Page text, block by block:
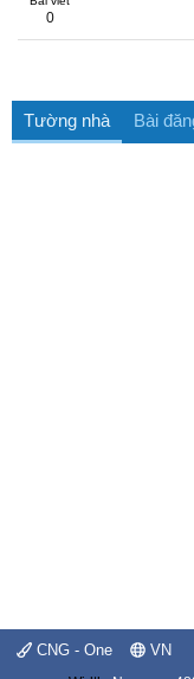
0
Tường nhà Bài
CNG - One VN